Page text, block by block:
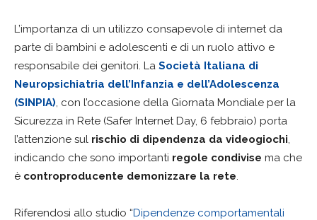
L’importanza di un utilizzo consapevole di internet da
parte di bambini e adolescenti e di un ruolo attivo e
responsabile dei genitori. La Società Italiana di
Neuropsichiatria dell’Infanzia e dell’Adolescenza
(SINPIA), con l’occasione della Giornata Mondiale per la
Sicurezza in Rete (Safer Internet Day, 6 febbraio) porta
l’attenzione sul rischio di dipendenza da videogiochi,
indicando che sono importanti regole condivise ma che
è controproducente demonizzare la rete.
Riferendosi allo studio “Dipendenze comportamentali